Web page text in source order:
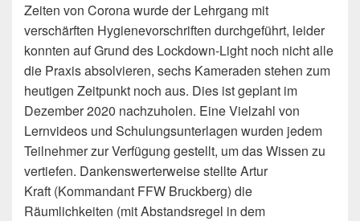
Zeiten von Corona wurde der Lehrgang mit
verschärften Hygienevorschriften durchgeführt, leider
konnten auf Grund des Lockdown-Light noch nicht alle
die Praxis absolvieren, sechs Kameraden stehen zum
heutigen Zeitpunkt noch aus. Dies ist geplant im
Dezember 2020 nachzuholen. Eine Vielzahl von
Lernvideos und Schulungsunterlagen wurden jedem
Teilnehmer zur Verfügung gestellt, um das Wissen zu
vertiefen. Dankenswerterweise stellte Artur
Kraft (Kommandant FFW Bruckberg) die
Räumlichkeiten (mit Abstandsregel in dem